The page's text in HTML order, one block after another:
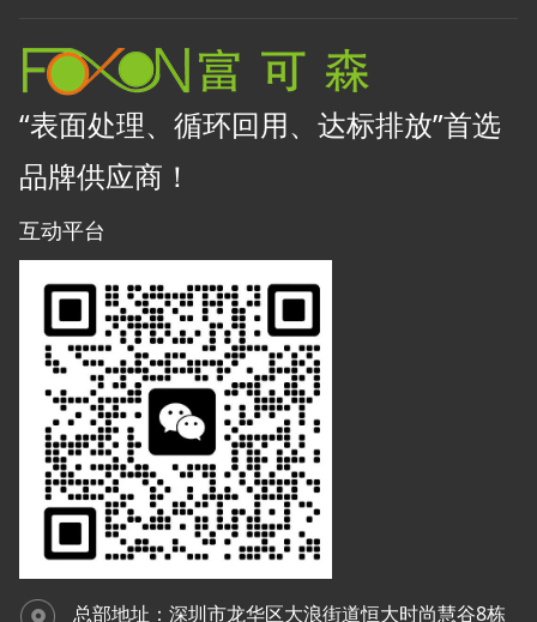
“表面处理、循环回用、达标排放”首选
品牌供应商！
互动平台
总部地址：深圳市龙华区大浪街道恒大时尚慧谷8栋